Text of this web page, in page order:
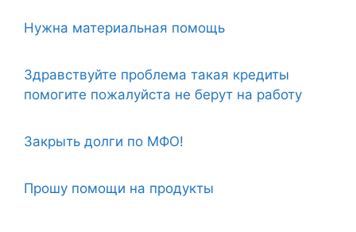
Нужна материальная помощь
Здравствуйте проблема такая кредиты
помогите пожалуйста не берут на работу
Закрыть долги по МФО!
Прошу помощи на продукты